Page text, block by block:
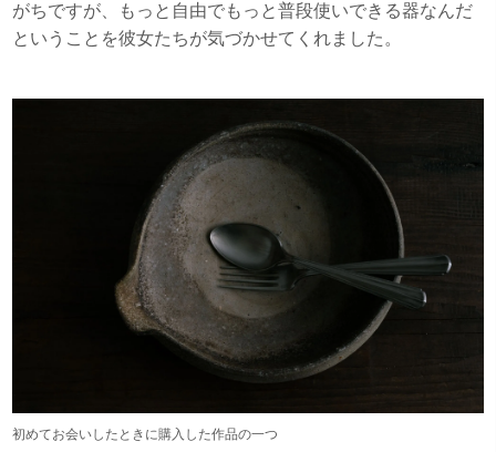
がちですが、もっと自由でもっと普段使いできる器なんだ
ということを彼女たちが気づかせてくれました。
初めてお会いしたときに購入した作品の一つ